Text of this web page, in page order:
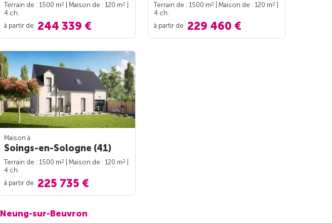
Terrain de : 1500 m2 | Maison de : 120 m2
4 ch.
à partir de 244 339 €
Terrain de : 1500 m2 | Maison de : 120 m2
4 ch.
à partir de 229 460 €
Maison à
Soings-en-Sologne (41)
Terrain de : 1500 m2 | Maison de : 120 m2
4 ch.
à partir de 225 735 €
Neung-sur-Beuvron